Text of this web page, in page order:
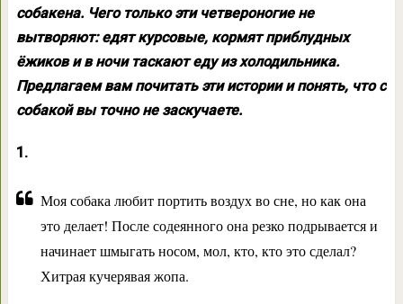
собакена. Чего только эти четвероногие не
вытворяют: едят курсовые, кормят приблудных
ёжиков и в ночи таскают еду из холодильника.
Предлагаем вам почитать эти истории и понять, что с
собакой вы точно не заскучаете.
1.
Моя собака любит портить воздух во сне, но как она
это делает! После содеянного она резко подрывается и
начинает шмыгать носом, мол, кто, кто это сделал?
Хитрая кучерявая жопа.